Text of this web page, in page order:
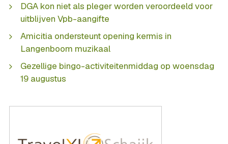
DGA kon niet als pleger worden veroordeeld voor
uitblijven Vpb-aangifte
Amicitia ondersteunt opening kermis in
Langenboom muzikaal
Gezellige bingo-activiteitenmiddag op woensdag
19 augustus